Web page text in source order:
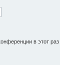
в этот раз